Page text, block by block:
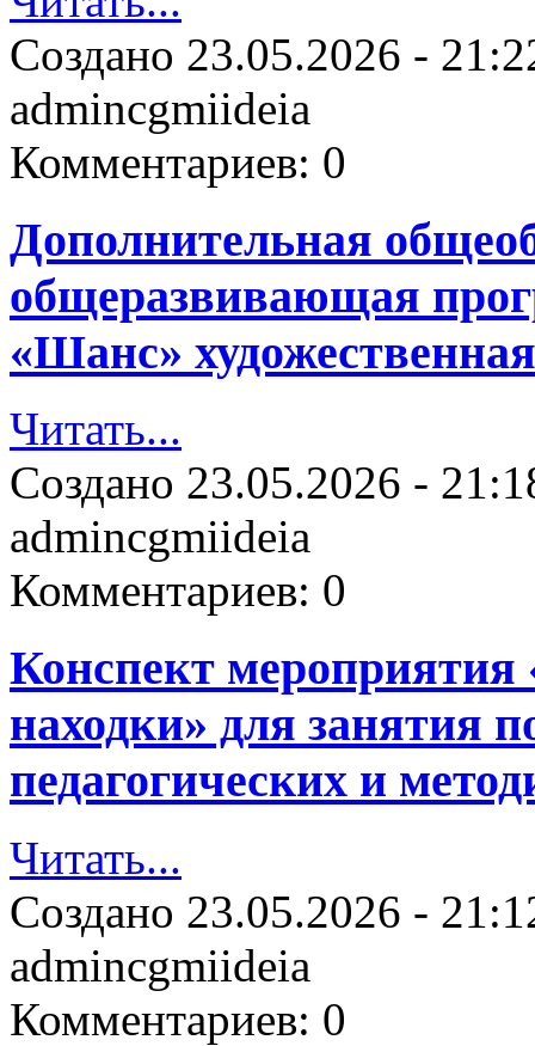
Создано 23.05.2026 -
admincgmiideia
Комментариев: 0
Дополнительная
общеразвивающая
«Шанс»
Читать...
Создано 23.05.2026 -
admincgmiideia
Комментариев: 0
Конспект мероприятия
находки» для занятия
педагогических и
Читать...
Создано 23.05.2026 -
admincgmiideia
Комментариев: 0